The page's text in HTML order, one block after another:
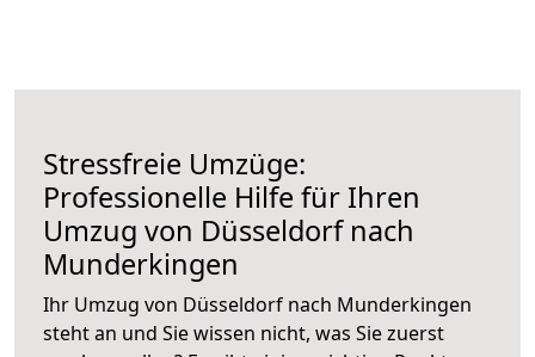
Stressfreie Umzüge:
Professionelle Hilfe für Ihren
Umzug von Düsseldorf nach
Munderkingen
Ihr Umzug von Düsseldorf nach Munderkingen
steht an und Sie wissen nicht, was Sie zuerst